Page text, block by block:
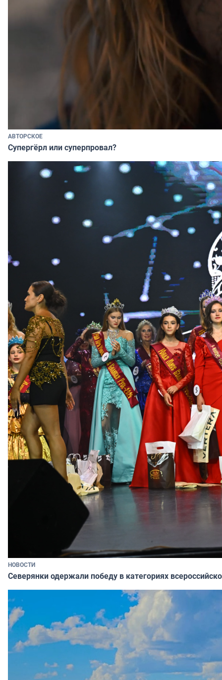
АВТОРСКОЕ
Супергёрл или суперпровал?
НОВОСТИ
Северянки одержали победу в категориях